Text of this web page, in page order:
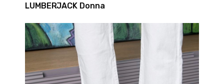
LUMBERJACK Donna